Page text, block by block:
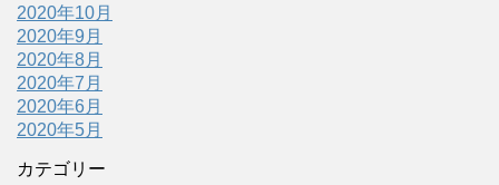
2020年10月
2020年9月
2020年8月
2020年7月
2020年6月
2020年5月
カテゴリー